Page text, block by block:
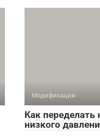
Модификации
Как переделать
низкого